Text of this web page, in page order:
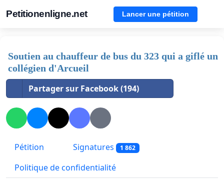
Petitionenligne.net Lancer une pétition
Soutien au chauffeur de bus du 323 qui a giflé un
collégien d'Arcueil
Partager sur Facebook (194)
Pétition Signatures 1 862
Politique de confidentialité